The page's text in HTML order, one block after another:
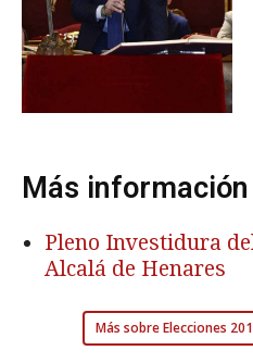
Más información
Pleno Investidura
Alcalá de Henares
Más sobre Elecciones